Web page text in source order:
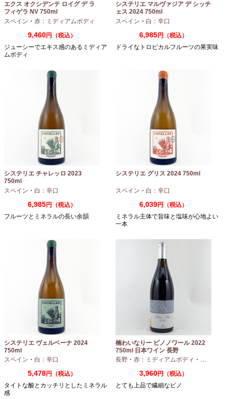
エクス オクシデンテ ロイグ デ ラ
フィゲラ NV 750ml
（2022/2023）
スペイン ・ 赤：ミディアムボディ
9,460円（税込）
ジューシーでエキス感のあるミディア
ムボディ
システリエ マルヴァジア デ シッチ
ェス 2024 750ml
スペイン ・ 白：辛口
6,985円（税込）
ドライなトロピカルフルーツの果実味
システリエ チャレッロ 2023
750ml
スペイン ・ 白：辛口
6,985円（税込）
フルーツとミネラルの長い余韻
システリエ グリス 2024 750ml
スペイン ・ 白：辛口
6,039円（税込）
ミネラル主体で旨味と塩味が心地よい
一本
システリエ ヴェルベーナ 2024
750ml
スペイン ・ 白：辛口
5,478円（税込）
タイトな酸とカッチリとしたミネラル
感
楠わいなりー ピノノワール 2022
750ml 日本ワイン 長野
長野 ・ 赤：ミディアムボディ ・ ピノノワ
3,960円（税込）
とても上品で繊細なピノ